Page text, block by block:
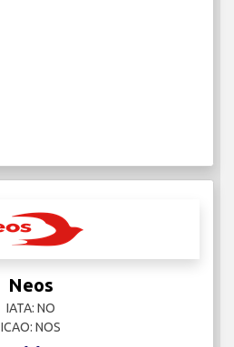
Neos
IATA: NO
ICAO: NOS